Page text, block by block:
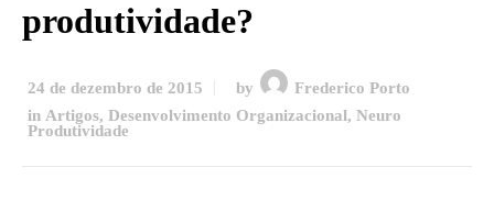
produtividade?
24 de dezembro de 2015 by
Frederico Porto
in Artigos, Desenvolvimento Organizacional, Neuro
Produtividade